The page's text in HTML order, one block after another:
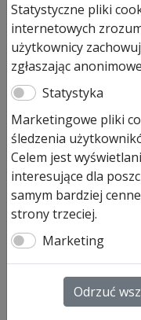
Napęd do
PortaMatic
3 026,00
cena
wynosiła:
3
026,00 zł.
Prezentowana cena
dniach.
Produkt dostępny na
ilość
Napęd
do
Drzwi
Wewnętrznych
PortaMatic
Hörmann
Napęd do
Statystyczne pliki
internetowych
użytkownicy
zgłaszając
Statystyka
Marketingowe pliki
śledzenia
Celem jest
interesujące dla
samym bardziej
strony trzeciej.
Marketing
Odrzuć